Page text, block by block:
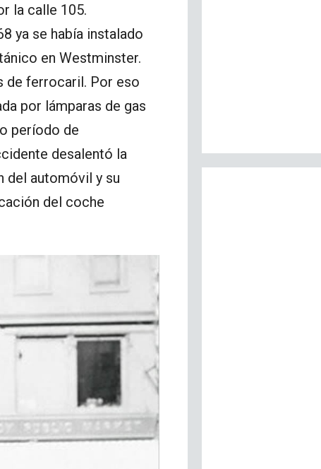
la calle 105.
ya se había instalado
en Westminster.
de ferrocaril. Por eso
por lámparas de gas
período de
desalentó la
del automóvil y su
del coche